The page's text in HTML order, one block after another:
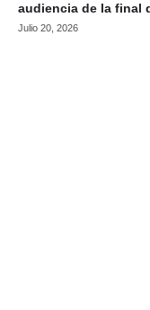
audiencia de la final
Julio 20, 2026